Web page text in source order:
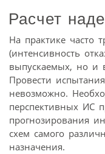
Расчет
На практике часто
(интенсивность
выпускаемых, но и
Провести
невозможно.
перспективных ИС
прогнозирования
схем самого
назначения.